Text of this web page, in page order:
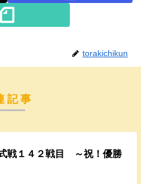
torakichikun
記事
戦１４２戦目 ～祝！優勝